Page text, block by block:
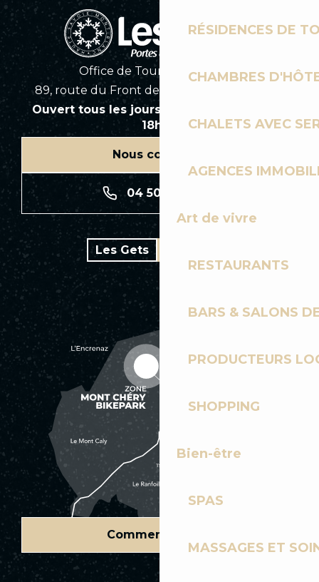
RÉSIDENCES DE
CHAMBRES
CHALETS AVEC
AGENCES
Art de vivre
RESTAURANTS
BARS & SALONS
PRODUCTEURS
SHOPPING
Bien-être
SPAS
MASSAGES ET
Office de Tourisme des Gets
89, route du Front de Neige 74260 Les Gets
Ouvert tous les jours en saison de 8h30 à
18h30
Nous contacter
04 50 74 74 74
Les Gets
Comment venir ?